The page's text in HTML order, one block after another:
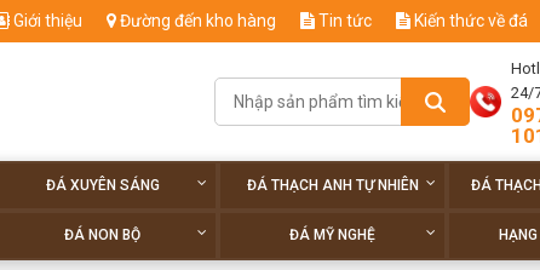
Giới thiệu Đường đến kho hàng Tin tức Kiến thức về đá
24/
ĐÁ XUYÊN SÁNG ĐÁ THẠCH ANH TỰ NHIÊN ĐÁ
ĐÁ NON BỘ ĐÁ MỸ NGHỆ